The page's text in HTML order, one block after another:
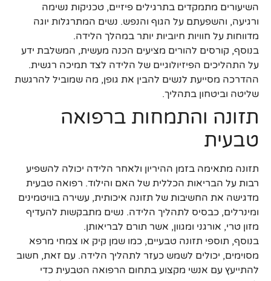
השיעורים מתמקדים בתרגילים פיזיים, טכניקות נשימה
ורגיעה, והשפעתם על הגוף והנפש. נשים המתרגלות יוגה
מדווחות על חוויות חיוביות יותר במהלך הלידה.
בנוסף, קורסים להורים מציעים הכנה מעשית, המשלבת ידע
על התהליכים הפיזיולוגיים של הלידה לצד תמיכה רגשית.
ההדרכה מסייעת לנשים להבין את גופן, מה שמוביל להרגשת
שליטה וביטחון בתהליך.
תזונה והתמחות ברפואה
טבעית
תזונה מתאימה בזמן ההיריון ולאחר הלידה יכולה להשפיע
רבות על הבריאות הכללית של האם והילוד. רפואה טבעית
מדגישה את החשיבות של תזונה איכותית, עשירה בוויטמינים
ומינרלים, כבסיס לתהליך הלידה. נשים מתבקשות להעדיף
מזון טרי, אורגני ומגוון, אשר תורם לבריאותן.
בנוסף, תוספי תזונה טבעיים, כמו שמן קיק או צמחי מרפא
מסוימים, יכולים לשמש כעזר לתהליך הלידה. עם זאת, חשוב
להתייעץ עם אנשי מקצוע בתחום הרפואה הטבעית כדי